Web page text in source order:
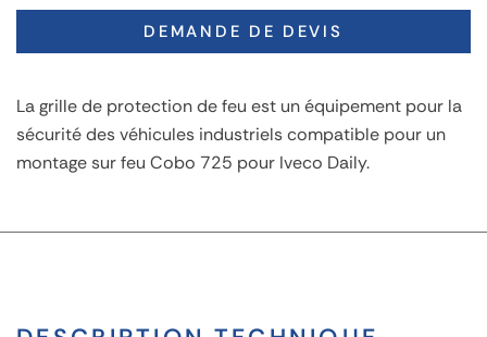
DEMANDE DE DEVIS
La grille de protection de feu est un équipement pour la
sécurité des véhicules industriels compatible pour un
montage sur feu Cobo 725 pour Iveco Daily.